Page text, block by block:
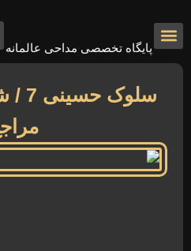
پایگاه تخصصی مداحی عالمانه